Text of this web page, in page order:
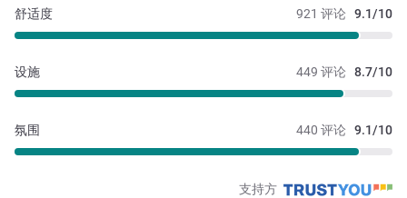
921 评论 9.1/10
舒适度
449 评论 8.7/10
设施
440 评论 9.1/10
氛围
支持方